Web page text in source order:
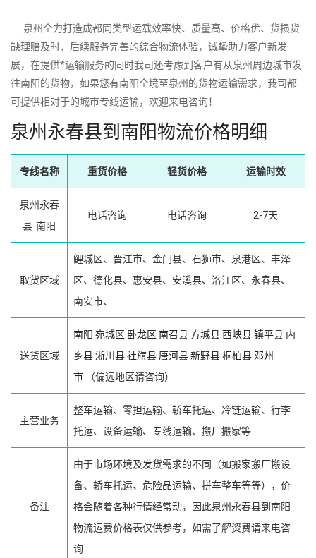
泉州全力打造成都同类型运载效率快、质量高、价格优、货损货
缺理赔及时、后续服务完善的综合物流体验，诚挚助力客户新发
展，在提供*运输服务的同时我司还考虑到客户有从泉州周边城市发
往南阳的货物，如果您有南阳全境至泉州的货物运输需求，我司都
可提供相对于的城市专线运输，欢迎来电咨询！
泉州永春县到南阳物流价格明细
专线名称 重货价格 轻货价格 运输时效
泉州永春
县-南阳
电话咨询 电话咨询 2-7天
取货区域
鲤城区、晋江市、金门县、石狮市、泉港区、丰泽
区、德化县、惠安县、安溪县、洛江区、永春县、
南安市、
送货区域
南阳 宛城区 卧龙区 南召县 方城县西峡县镇平县 内
乡县淅川县社旗县 唐河县新野县桐柏县邓州
市 （偏远地区请咨询）
主营业务
整车运输、零担运输、轿车托运、冷链运输、行李
托运、设备运输、专线运输、搬厂搬家等
备注
由于市场环境及发货需求的不同（如搬家搬厂搬设
备、轿车托运、危险品运输、拼车整车等等），价
格会随着各种行情经常动，因此泉州永春县到南阳
物流运费价格表仅供参考，如需了解资费请来电咨
询